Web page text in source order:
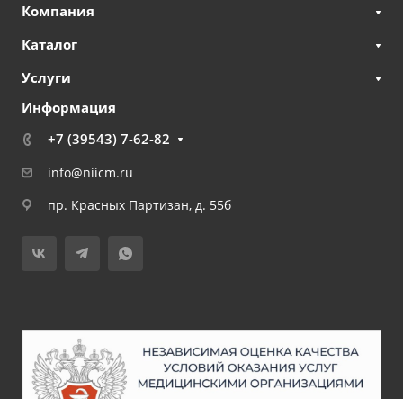
Компания
Каталог
Услуги
Информация
+7 (39543) 7-62-82
info@niicm.ru
пр. Красных Партизан, д. 55б